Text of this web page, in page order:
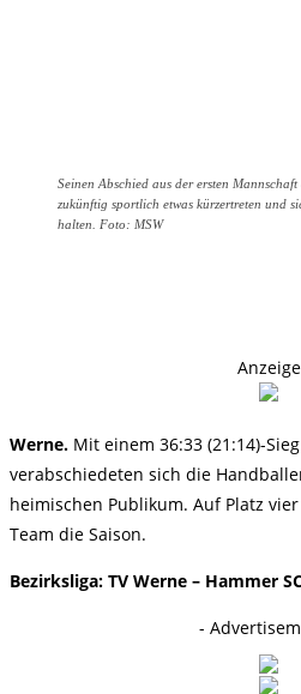
Seinen Abschied aus der ersten
zukünftig sportlich etwas kürzertreten und
halten. Foto: MSW
Anzeige
Werne. Mit einem 36:33 (21:14)-
verabschiedeten sich die
heimischen Publikum. Auf Platz
Team die Saison.
Bezirksliga: TV Werne – Hammer
-